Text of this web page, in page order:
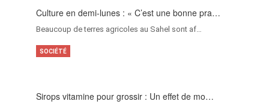
Culture en demi-lunes : « C’est une bonne pra…
Beaucoup de terres agricoles au Sahel sont af…
Sirops vitamine pour grossir : Un effet de mo…
SOCIÉTÉ